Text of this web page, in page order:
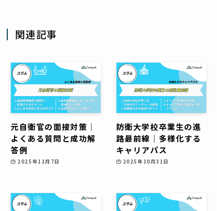
関連記事
元自衛官の面接対策│
よくある質問と成功解
答例
2025年11月7日
防衛大学校卒業生の進
路最前線｜多様化する
キャリアパス
2025年10月31日